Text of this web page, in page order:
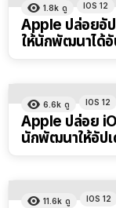
1.8k ดู IOS 12
Apple ปล่อยอั
ให้นักพัฒนาได้
6.6k ดู IOS 12
Apple ปล่อย
นักพัฒนาให้อัป
11.6k ดู IOS 12